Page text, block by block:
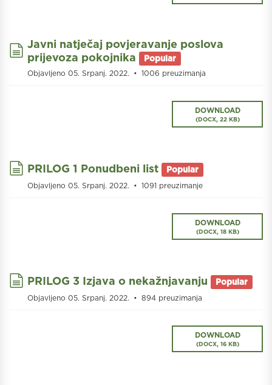
document
Javni natječaj povjeravanje poslova
prijevoza pokojnika
Popular
Objavljeno 05. Srpanj. 2022. 1006 preuzimanja
DOWNLOAD
(DOCX, 22 KB)
document
PRILOG 1 Ponudbeni list Popular
Objavljeno 05. Srpanj. 2022. 1091 preuzimanje
DOWNLOAD
(DOCX, 18 KB)
document
PRILOG 3 Izjava o nekažnjavanju Popular
Objavljeno 05. Srpanj. 2022. 894 preuzimanja
DOWNLOAD
(DOCX, 16 KB)